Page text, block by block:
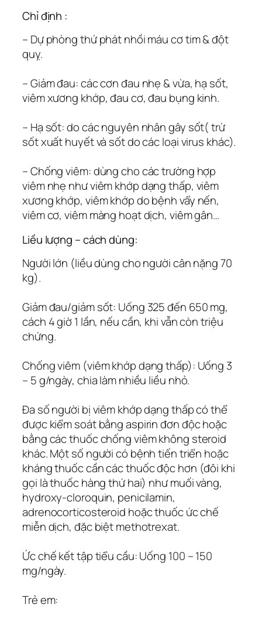
Chỉ định :
– Dự phòng thứ phát nhồi máu cơ tim & đột
quỵ.
– Giảm đau: các cơn đau nhẹ & vừa, hạ sốt,
viêm xương khớp, đau cơ, đau bụng kinh.
– Hạ sốt: do các nguyên nhân gây sốt( trừ
sốt xuất huyết và sốt do các loại virus khác).
– Chống viêm: dùng cho các trường hợp
viêm nhẹ như viêm khớp dạng thấp, viêm
xương khớp, viêm khớp do bệnh vẩy nến,
viêm cơ, viêm màng hoạt dịch, viêm gân…
Liều lượng – cách dùng:
Người lớn (liều dùng cho người cân nặng 70
kg).
Giảm đau/giảm sốt: Uống 325 đến 650 mg,
cách 4 giờ 1 lần, nếu cần, khi vẫn còn triệu
chứng.
Chống viêm (viêm khớp dạng thấp): Uống 3
– 5 g/ngày, chia làm nhiều liều nhỏ.
Ða số người bị viêm khớp dạng thấp có thể
được kiểm soát bằng aspirin đơn độc hoặc
bằng các thuốc chống viêm không steroid
khác. Một số người có bệnh tiến triển hoặc
kháng thuốc cần các thuốc độc hơn (đôi khi
gọi là thuốc hàng thứ hai) như muối vàng,
hydroxy-cloroquin, penicilamin,
adrenocorticosteroid hoặc thuốc ức chế
miễn dịch, đặc biệt methotrexat.
Ức chế kết tập tiểu cầu: Uống 100 – 150
mg/ngày.
Trẻ em: